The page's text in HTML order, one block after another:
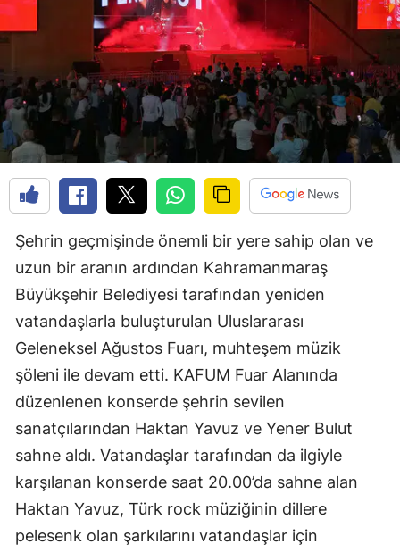
Şehrin geçmişinde önemli bir yere sahip olan ve
uzun bir aranın ardından Kahramanmaraş
Büyükşehir Belediyesi tarafından yeniden
vatandaşlarla buluşturulan Uluslararası
Geleneksel Ağustos Fuarı, muhteşem müzik
şöleni ile devam etti. KAFUM Fuar Alanında
düzenlenen konserde şehrin sevilen
sanatçılarından Haktan Yavuz ve Yener Bulut
sahne aldı. Vatandaşlar tarafından da ilgiyle
karşılanan konserde saat 20.00’da sahne alan
Haktan Yavuz, Türk rock müziğinin dillere
pelesenk olan şarkılarını vatandaşlar için